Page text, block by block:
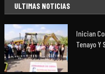
ULTIMAS NOTICIAS
Inician
Tenayo Y